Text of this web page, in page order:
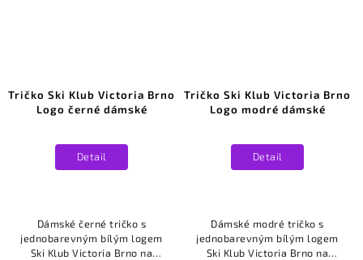
Tričko Ski Klub Victoria Brno
Logo černé dámské
Detail
Dámské černé tričko s
jednobarevným bílým logem
Ski Klub Victoria Brno na
Tričko Ski Klub Victoria Brno
Logo modré dámské
Detail
Dámské modré tričko s
jednobarevným bílým logem
Ski Klub Victoria Brno na